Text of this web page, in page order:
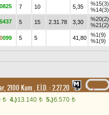
0825 7 10 5,35
%15(3)
%14(3)
5437 5 15 2.31.78 3,30
%20(2)
%21(2)
0099 5 5 41,80
%1(9)
%1(9)
2100 Kum,E.İ.D. :2.27.20
t 4.)13.140 t 5.)6.570 t